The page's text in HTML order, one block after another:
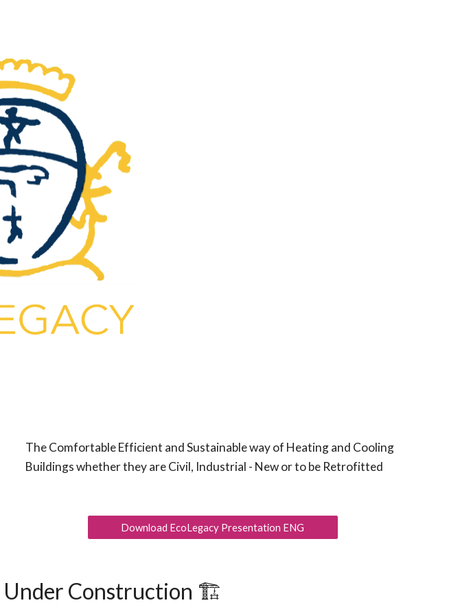
The Comfortable Efficient and Sustainable way of Heating and Cooling
Buildings whether they are Civil, Industrial - New or to be Retrofitted
Download EcoLegacy Presentation ENG
Under Construction 🏗️